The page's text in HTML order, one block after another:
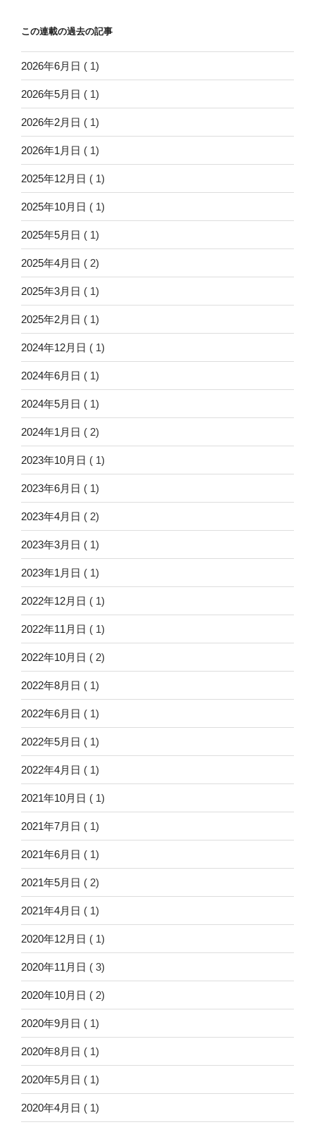
この連載の過去の記事
2026年6月日 ( 1)
2026年5月日 ( 1)
2026年2月日 ( 1)
2026年1月日 ( 1)
2025年12月日 ( 1)
2025年10月日 ( 1)
2025年5月日 ( 1)
2025年4月日 ( 2)
2025年3月日 ( 1)
2025年2月日 ( 1)
2024年12月日 ( 1)
2024年6月日 ( 1)
2024年5月日 ( 1)
2024年1月日 ( 2)
2023年10月日 ( 1)
2023年6月日 ( 1)
2023年4月日 ( 2)
2023年3月日 ( 1)
2023年1月日 ( 1)
2022年12月日 ( 1)
2022年11月日 ( 1)
2022年10月日 ( 2)
2022年8月日 ( 1)
2022年6月日 ( 1)
2022年5月日 ( 1)
2022年4月日 ( 1)
2021年10月日 ( 1)
2021年7月日 ( 1)
2021年6月日 ( 1)
2021年5月日 ( 2)
2021年4月日 ( 1)
2020年12月日 ( 1)
2020年11月日 ( 3)
2020年10月日 ( 2)
2020年9月日 ( 1)
2020年8月日 ( 1)
2020年5月日 ( 1)
2020年4月日 ( 1)